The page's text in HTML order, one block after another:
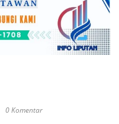
0 Komentar